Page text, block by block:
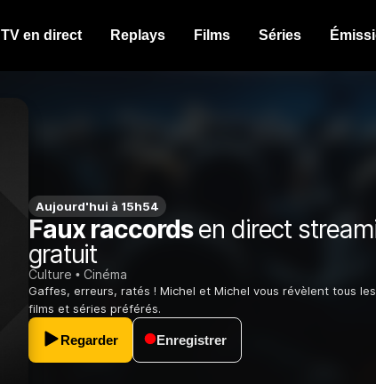
TV en direct Replays Films Séries
Aujourd'hui à 15h54
Faux raccordsen direct
gratuit
Culture Cinéma
Gaffes, erreurs, ratés ! Michel et Michel vous révèlent tous
films et séries préférés.
Regarder Enregistrer